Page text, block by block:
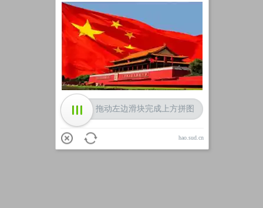
加载中
拖动左边滑块完成上方拼图
hao.sud.cn